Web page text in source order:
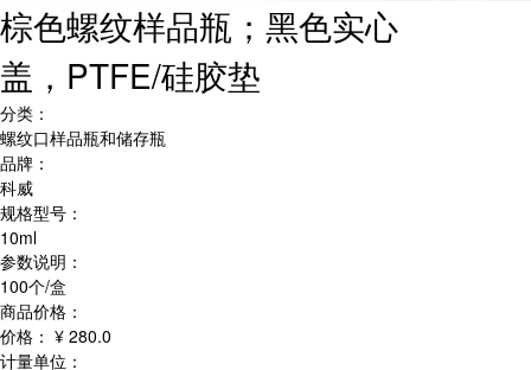
棕色螺纹样品瓶；黑色实心
盖，PTFE/硅胶垫
分类：
螺纹口样品瓶和储存瓶
品牌：
科威
规格型号：
10ml
参数说明：
100个/盒
商品价格：
价格： ¥ 280.0
计量单位：